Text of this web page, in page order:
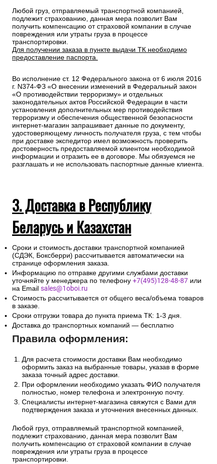
Любой груз, отправляемый транспортной компанией,
подлежит страхованию, данная мера позволит Вам
получить компенсацию от страховой компании в случае
повреждения или утраты груза в процессе
транспортировки.
Для получении заказа в пункте выдачи ТК необходимо
предоставление паспорта.
Во исполнение ст. 12 Федерального закона от 6 июля 2016
г. N374-ФЗ «О внесении изменений в Федеральный закон
«О противодействии терроризму» и отдельных
законодательных актов Российской Федерации в части
установления дополнительных мер противодействия
терроризму и обеспечения общественной безопасности
интернет-магазин запрашивает данные по документу,
удостоверяющему личность получателя груза, с тем чтобы
при доставке экспедитор имел возможность проверить
достоверность предоставляемой клиентом необходимой
информации и отразить ее в договоре. Мы обязуемся не
разглашать и не использовать паспортные данные клиента.
3. Доставка в Республику
Беларусь и Казахстан
Сроки и стоимость доставки транспортной компанией
(СДЭК, Боксберри) рассчитывается автоматически на
странице оформления заказа.
Информацию по отправке другими службами доставки
уточняйте у менеджера по телефону +7(495)128-48-87 или
на Email sales@1oboi.ru
Стоимость рассчитывается от общего веса/объема товаров
в заказе.
Сроки отгрузки товара до пункта приема ТК: 1-3 дня.
Доставка до транспортных компаний — бесплатно
Правила оформления:
Для расчета стоимости доставки Вам необходимо
оформить заказ на выбранные товары, указав в форме
заказа точный адрес доставки.
При оформлении необходимо указать ФИО получателя
полностью, номер телефона и электронную почту.
Специалисты интернет-магазина свяжутся с Вами для
подтверждения заказа и уточнения внесенных данных.
Любой груз, отправляемый транспортной компанией,
подлежит страхованию, данная мера позволит Вам
получить компенсацию от страховой компании в случае
повреждения или утраты груза в процессе
транспортировки.